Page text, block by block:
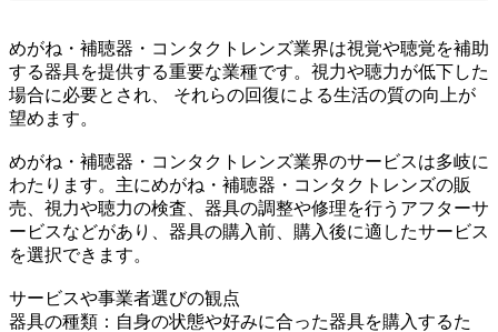
めがね・補聴器・コンタクトレンズ業界は視覚や聴覚を補助
する器具を提供する重要な業種です。視力や聴力が低下した
場合に必要とされ、 それらの回復による生活の質の向上が
望めます。
めがね・補聴器・コンタクトレンズ業界のサービスは多岐に
わたります。主にめがね・補聴器・コンタクトレンズの販
売、視力や聴力の検査、器具の調整や修理を行うアフターサ
ービスなどがあり、器具の購入前、購入後に適したサービス
を選択できます。
サービスや事業者選びの観点
器具の種類：自身の状態や好みに合った器具を購入するた